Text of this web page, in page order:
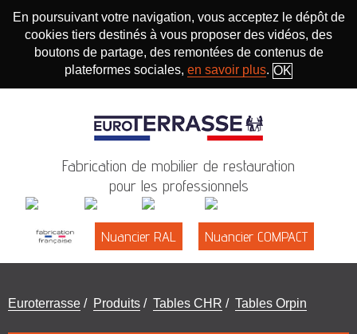
En poursuivant votre navigation, vous acceptez le dépôt de
cookies tiers destinés à vous proposer des vidéos, des
boutons de partage, des remontées de contenus de
plateformes sociales, en savoir plus. OK
Fabrication de mobilier de restauration
pour les professionnels
Nuancier RAL Nuancier COMPACT
Vous
Euroterrasse / Produits / Tables CHR / Tables Orpin